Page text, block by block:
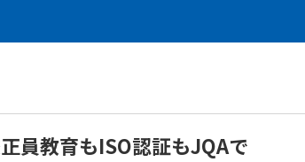
員教育もISO認証もJQAで